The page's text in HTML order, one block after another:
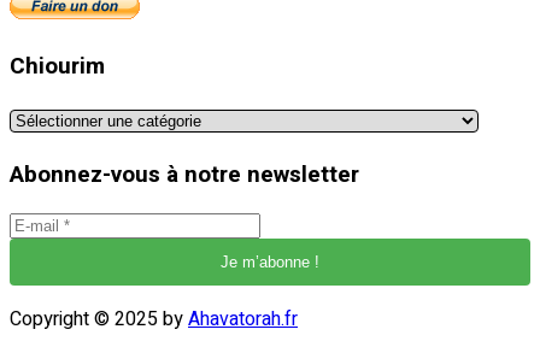
Chiourim
Chiourim
Abonnez-vous à notre newsletter
Copyright © 2025 byAhavatorah.fr